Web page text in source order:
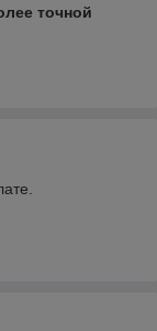
точной